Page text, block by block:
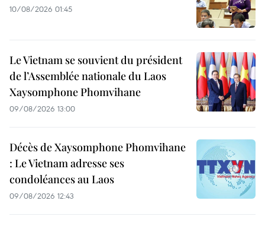
10/08/2026 01:45
Le Vietnam se souvient du président
de l’Assemblée nationale du Laos
Xaysomphone Phomvihane
09/08/2026 13:00
Décès de Xaysomphone Phomvihane
: Le Vietnam adresse ses
condoléances au Laos
09/08/2026 12:43